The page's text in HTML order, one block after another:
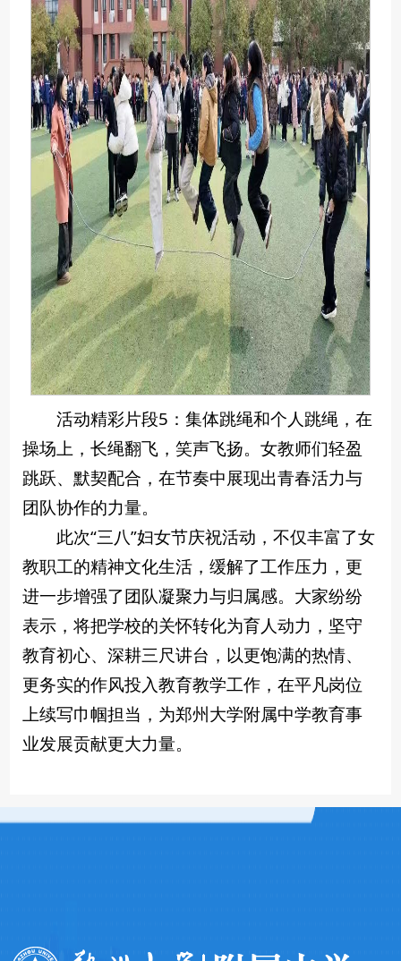
活动精彩片段5：集体跳绳和个人跳绳，在
操场上，长绳翻飞，笑声飞扬。女教师们轻盈
跳跃、默契配合，在节奏中展现出青春活力与
团队协作的力量。
此次“三八”妇女节庆祝活动，不仅丰富了女
教职工的精神文化生活，缓解了工作压力，更
进一步增强了团队凝聚力与归属感。大家纷纷
表示，将把学校的关怀转化为育人动力，坚守
教育初心、深耕三尺讲台，以更饱满的热情、
更务实的作风投入教育教学工作，在平凡岗位
上续写巾帼担当，为郑州大学附属中学教育事
业发展贡献更大力量。